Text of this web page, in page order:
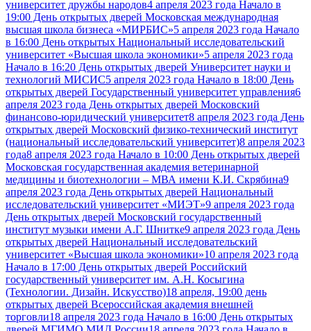
университет дружбы народов4 апреля 2023 года Начало в
19:00 День открытых дверей Московская международная
высшая школа бизнеса «МИРБИС»5 апреля 2023 года Начало
в 16:00 День открытых Национальный исследовательский
университет «Высшая школа экономики»5 апреля 2023 года
Начало в 16:20 День открытых дверей Университет науки и
технологий МИСИС5 апреля 2023 года Начало в 18:00 День
открытых дверей Государственный университет управления6
апреля 2023 года День открытых дверей Московский
финансово-юридический университет8 апреля 2023 года День
открытых дверей Московский физико-технический институт
(национальный исследовательский университет)8 апреля 2023
года8 апреля 2023 года Начало в 10:00 День открытых дверей
Московская государственная академия ветеринарной
медицины и биотехнологии – МВА имени К.И. Скрябина9
апреля 2023 года День открытых дверей Национальный
исследовательский университет «МИЭТ»9 апреля 2023 года
День открытых дверей Московский государственный
институт музыки имени А.Г. Шнитке9 апреля 2023 года День
открытых дверей Национальный исследовательский
университет «Высшая школа экономики»10 апреля 2023 года
Начало в 17:00 День открытых дверей Российский
государственный университет им. А.Н. Косыгина
(Технологии. Дизайн. Искусство)18 апреля, 19:00 день
открытых дверей Всероссийская академия внешней
торговли18 апреля 2023 года Начало в 16:00 День открытых